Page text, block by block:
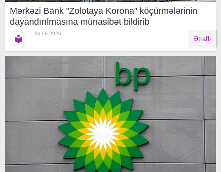
Mərkəzi Bank "Zolotaya Korona" köçürmələrinin
dayandırılmasına münasibət bildirib
06.08.2026
Ətraflı